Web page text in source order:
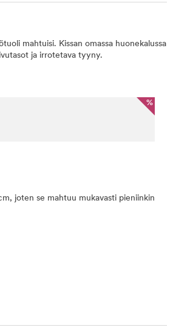
mahtuisi. Kissan omassa huonekalussa
ja irrotetava tyyny.
%
joten se mahtuu mukavasti pieniinkin